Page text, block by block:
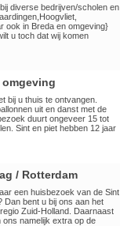
diverse bedrijven/scholen en
ook in Breda en omgeving}
u toch dat wij komen
bij u thuis te ontvangen.
uit en danst met de
duurt ongeveer 15 tot
Sint en piet hebben 12 jaar
/ Rotterdam
een huisbezoek van de Sint
Dan bent u bij ons aan het
Zuid-Holland. Daarnaast
namelijk extra op de